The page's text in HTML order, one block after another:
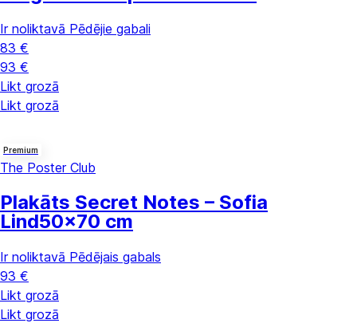
Ir noliktavā Pēdējie gabali
83 €
93 €
Likt grozā
Likt grozā
Premium
The Poster Club
Plakāts Secret Notes – Sofia
Lind50x70 cm
Ir noliktavā Pēdējais gabals
93 €
Likt grozā
Likt grozā